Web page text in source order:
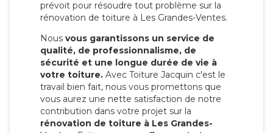
prévoit pour résoudre tout problème sur la
rénovation de toiture à Les Grandes-Ventes.
Nous vous garantissons un service de
qualité, de professionnalisme, de
sécurité et une longue durée de vie à
votre toiture. Avec Toiture Jacquin c'est le
travail bien fait, nous vous promettons que
vous aurez une nette satisfaction de notre
contribution dans votre projet sur la
rénovation de toiture à Les Grandes-